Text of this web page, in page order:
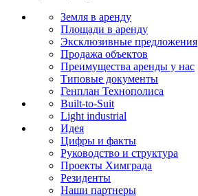
Земля в аренду
Площади в аренду
Эксклюзивные предложения
Продажа объектов
Преимущества аренды у нас
Типовые документы
Генплан Технополиса
Built-to-Suit
Light industrial
Идея
Цифры и факты
Руководство и структура
Проекты Химграда
Резиденты
Наши партнеры